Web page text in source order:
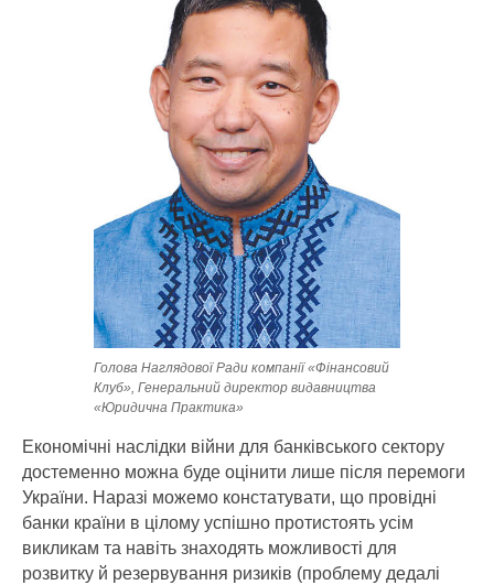
Голова Наглядової Ради компанії «Фінансовий
Клуб», Генеральний директор видавництва
«Юридична Практика»
Економічні наслідки війни для банківського сектору
достеменно можна буде оцінити лише після перемоги
України. Наразі можемо констатувати, що провідні
банки країни в цілому успішно протистоять усім
викликам та навіть знаходять можливості для
розвитку й резервування ризиків (проблему дедалі